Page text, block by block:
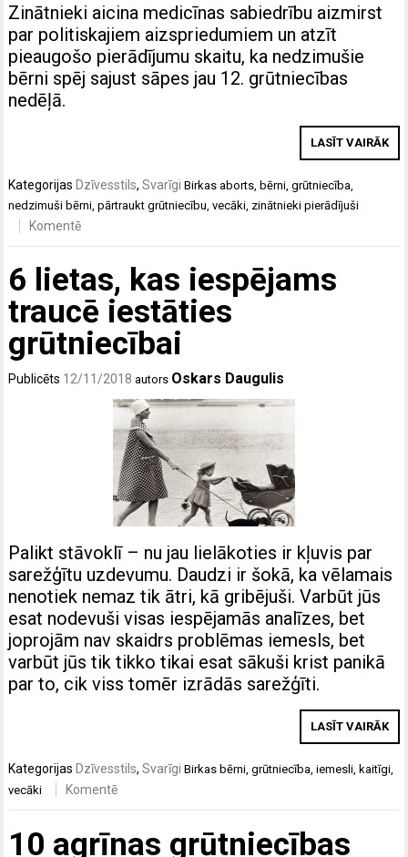
Zinātnieki aicina medicīnas sabiedrību aizmirst
par politiskajiem aizspriedumiem un atzīt
pieaugošo pierādījumu skaitu, ka nedzimušie
bērni spēj sajust sāpes jau 12. grūtniecības
nedēļā.
LASĪT VAIRĀK
KategorijasDzīvesstils,Svarīgi Birkasaborts ,bērni ,grūtniecība
nedzimuši bērni ,pārtraukt grūtniecību ,vecāki zinātnieki pierādījuši
Komentē
6 lietas, kas iespējams
traucē iestāties
grūtniecībai
Publicēts 12/11/2018 autors Oskars Daugulis
Palikt stāvoklī – nu jau lielākoties ir kļuvis par
sarežģītu uzdevumu. Daudzi ir šokā, ka vēlamais
nenotiek nemaz tik ātri, kā gribējuši. Varbūt jūs
esat nodevuši visas iespējamās analīzes, bet
joprojām nav skaidrs problēmas iemesls, bet
varbūt jūs tik tikko tikai esat sākuši krist panikā
par to, cik viss tomēr izrādās sarežģīti.
LASĪT VAIRĀK
Kategorijas Dzīvesstils,Svarīgi Birkas bērni,grūtniecība,iemesli, kaitīgi,
vecāki
Komentē
10 agrīnas grūtniecības